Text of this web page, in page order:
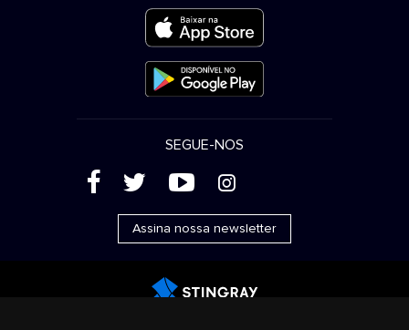
SEGUE-NOS
( ' + &
Assina nossa newsletter